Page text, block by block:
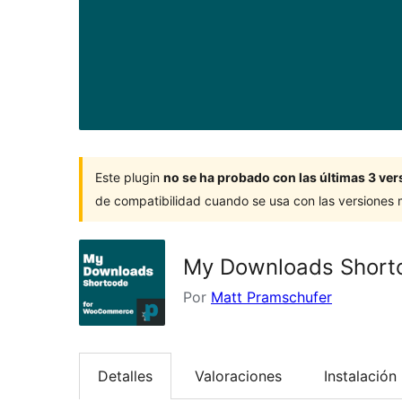
Este plugin no se ha probado con las últimas 3
de compatibilidad cuando se usa con las versiones
My Downloads
Por Matt Pramschufer
Detalles Valoraciones Instalación